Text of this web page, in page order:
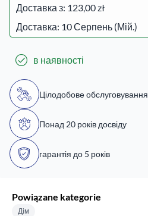
Доставка з: 123,00 zł
Доставка: 10 Серпень (Мій.)
в наявності
Цілодобове обслуговування
Понад 20 років досвіду
гарантія до 5 років
Powiązane kategorie
Дім